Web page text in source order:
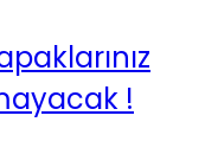
!